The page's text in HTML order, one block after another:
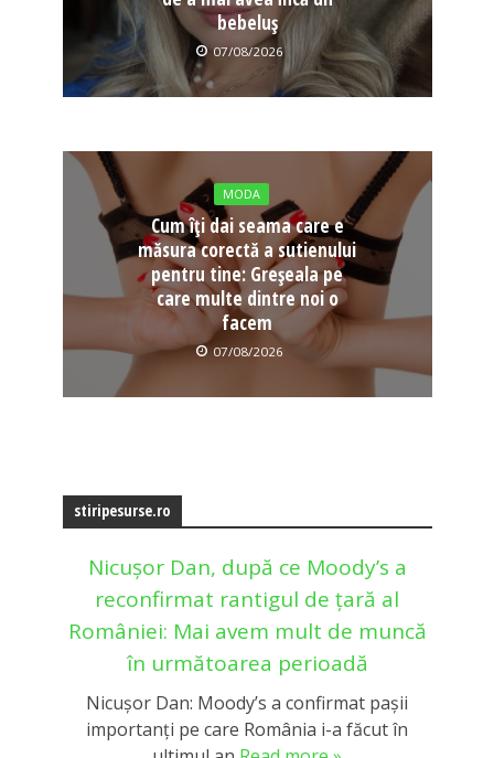
bebeluș
07/08/2026
MODA
Cum îți dai seama care e
măsura corectă a sutienului
pentru tine: Greșeala pe
care multe dintre noi o
facem
07/08/2026
stiripesurse.ro
Nicușor Dan, după ce Moody’s a
reconfirmat rantigul de țară al
României: Mai avem mult de muncă
în următoarea perioadă
Nicușor Dan: Moody’s a confirmat pașii
importanți pe care România i-a făcut în